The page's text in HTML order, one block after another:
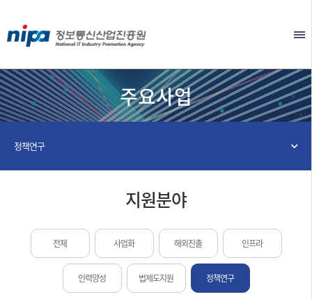
주요사업
정책연구
지원분야
전체 사업화 해외진출 인프라
인력양성 법제도지원 정책연구